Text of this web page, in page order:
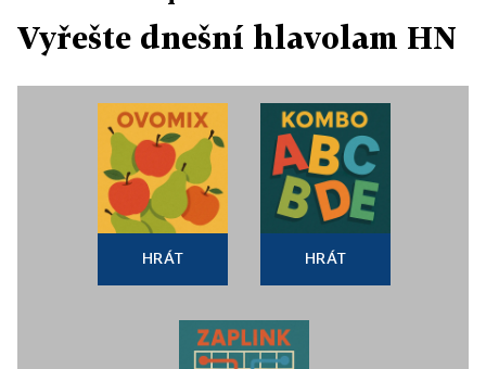
Vyřešte dnešní hlavolam HN
HRÁT HRÁT